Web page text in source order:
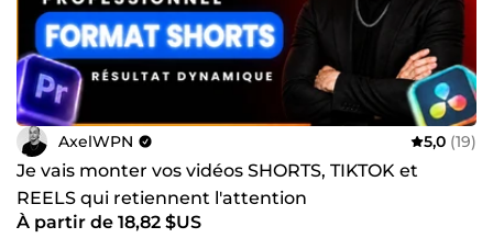
AxelWPN 5,0 (19)
Je vais monter vos vidéos SHORTS, TIKTOK et
REELS qui retiennent l'attention
À partir de 18,82 $US